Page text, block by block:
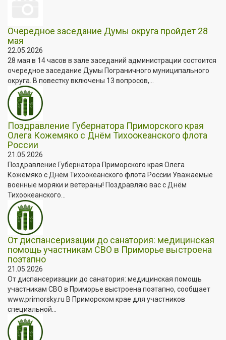
Очередное заседание Думы округа пройдет 28
мая
22.05.2026
28 мая в 14 часов в зале заседаний администрации состоится
очередное заседание Думы Пограничного муниципального
округа. В повестку включены 13 вопросов,...
Поздравление Губернатора Приморского края
Олега Кожемяко с Днём Тихоокеанского флота
России
21.05.2026
Поздравление Губернатора Приморского края Олега
Кожемяко с Днём Тихоокеанского флота России Уважаемые
военные моряки и ветераны! Поздравляю вас с Днём
Тихоокеанского...
От диспансеризации до санатория: медицинская
помощь участникам СВО в Приморье выстроена
поэтапно
21.05.2026
От диспансеризации до санатория: медицинская помощь
участникам СВО в Приморье выстроена поэтапно, сообщает
www.primorsky.ru В Приморском крае для участников
специальной...